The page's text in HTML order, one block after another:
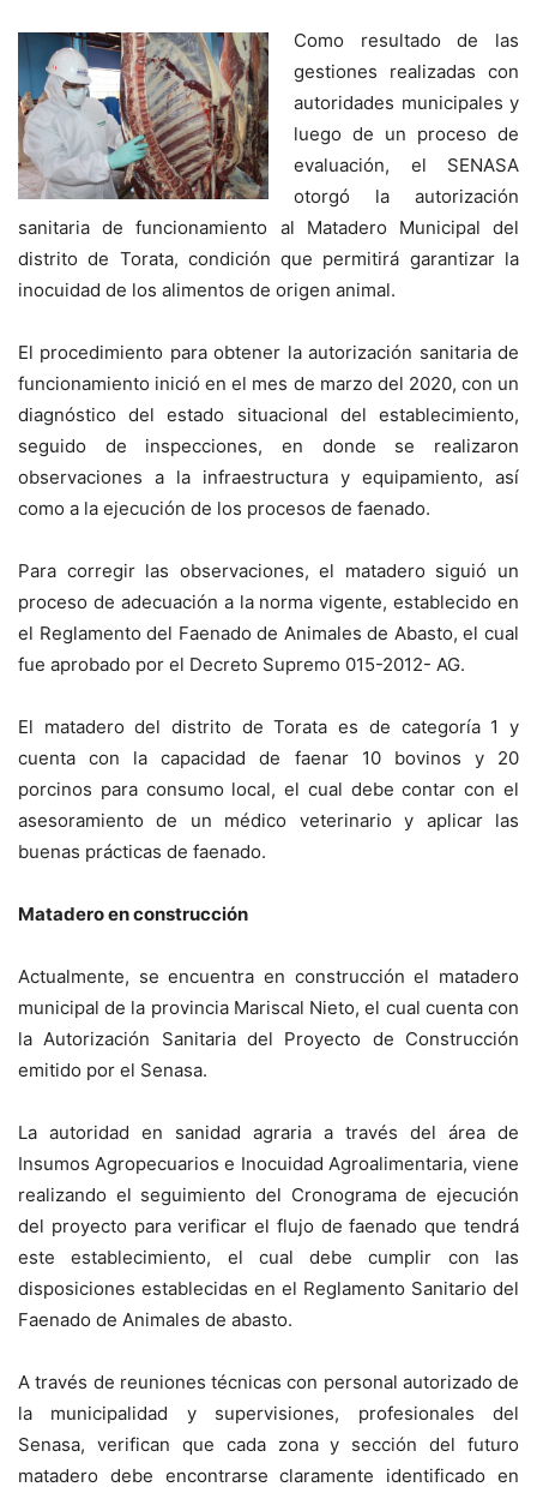
Como resultado de las
gestiones realizadas con
autoridades municipales y
luego de un proceso de
evaluación, el SENASA
otorgó la autorización
sanitaria de funcionamiento al Matadero Municipal del
distrito de Torata, condición que permitirá garantizar la
inocuidad de los alimentos de origen animal.
El procedimiento para obtener la autorización sanitaria de
funcionamiento inició en el mes de marzo del 2020, con un
diagnóstico del estado situacional del establecimiento,
seguido de inspecciones, en donde se realizaron
observaciones a la infraestructura y equipamiento, así
como a la ejecución de los procesos de faenado.
Para corregir las observaciones, el matadero siguió un
proceso de adecuación a la norma vigente, establecido en
el Reglamento del Faenado de Animales de Abasto, el cual
fue aprobado por el Decreto Supremo 015-2012- AG.
El matadero del distrito de Torata es de categoría 1 y
cuenta con la capacidad de faenar 10 bovinos y 20
porcinos para consumo local, el cual debe contar con el
asesoramiento de un médico veterinario y aplicar las
buenas prácticas de faenado.
Matadero en construcción
Actualmente, se encuentra en construcción el matadero
municipal de la provincia Mariscal Nieto, el cual cuenta con
la Autorización Sanitaria del Proyecto de Construcción
emitido por el Senasa.
La autoridad en sanidad agraria a través del área de
Insumos Agropecuarios e Inocuidad Agroalimentaria, viene
realizando el seguimiento del Cronograma de ejecución
del proyecto para verificar el flujo de faenado que tendrá
este establecimiento, el cual debe cumplir con las
disposiciones establecidas en el Reglamento Sanitario del
Faenado de Animales de abasto.
A través de reuniones técnicas con personal autorizado de
la municipalidad y supervisiones, profesionales del
Senasa, verifican que cada zona y sección del futuro
matadero debe encontrarse claramente identificado en